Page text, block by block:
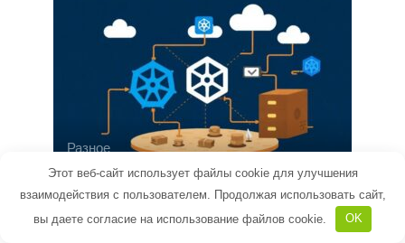
Разное
Как управлять системами на базе
Kubernetes: практическое
руководство для инженерной
Этот веб-сайт использует файлы cookie для улучшения
взаимодействия с пользователем. Продолжая использовать сайт,
вы даете согласие на использование файлов cookie.
OK